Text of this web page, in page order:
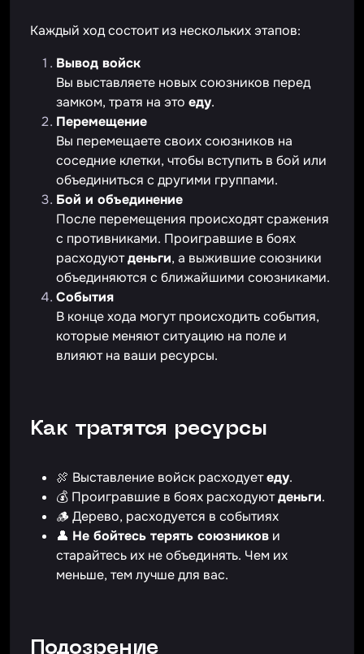
Каждый ход состоит из нескольких этапов:
Вывод войск
Вы выставляете новых союзников перед
замком, тратя на это еду.
Перемещение
Вы перемещаете своих союзников на
соседние клетки, чтобы вступить в бой или
объединиться с другими группами.
Бой и объединение
После перемещения происходят сражения
с противниками. Проигравшие в боях
расходуютденьги, а выжившие союзники
объединяются с ближайшими союзниками.
События
В конце хода могут происходить события,
которые меняют ситуацию на поле и
влияют на ваши ресурсы.
Как тратятся ресурсы
🍖 Выставление войск расходуетеду.
💰 Проигравшие в боях расходуютденьги.
🪵 Дерево, расходуется в событиях
👤 Не бойтесь терять союзников и
старайтесь их не объединять. Чем их
меньше, тем лучше для вас.
Подозрение